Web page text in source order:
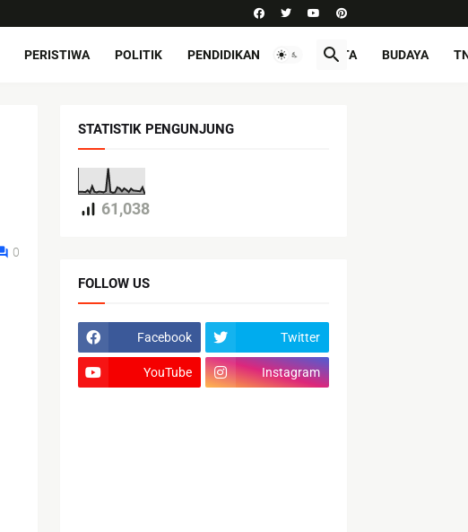
PERISTIWA POLITIK PENDIDIKAN PARIWISATA BUDAYA
0
STATISTIK PENGUNJUNG
61,038
FOLLOW US
Facebook Twitter
YouTube Instagram